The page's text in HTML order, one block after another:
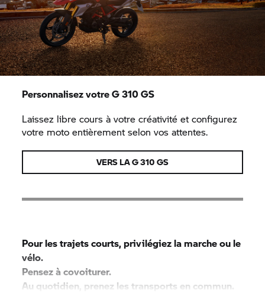
Personnalisez votreG 310 GS
Laissez libre cours à votre créativité et configurez
votre moto entièrement selon vos attentes.
VERS LAG 310 GS
Pour les trajets courts, privilégiez la marche ou le
vélo.
Pensez à covoiturer.
Au quotidien, prenez les transports en commun.